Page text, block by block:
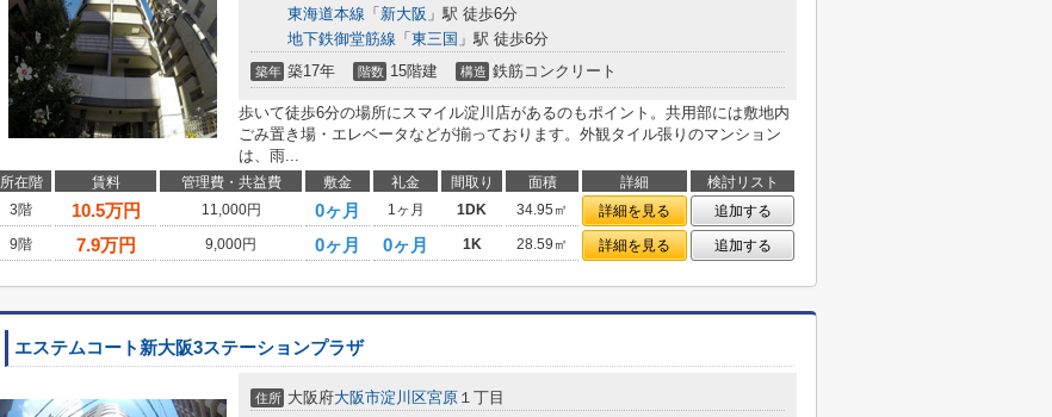
東海道本線 「 新大阪 」駅 徒歩6分
地下鉄御堂筋線 「 東三国 」駅 徒歩6分
築年 築17年 階数 15階建 構造 鉄筋コンクリート
歩いて徒歩6分の場所にスマイル淀川店があるのもポイント。共用部には敷地内
ごみ置き場・エレベータなどが揃っております。外観タイル張りのマンション
は、雨...
所在階 賃料 管理費・共益費 敷金 礼金 間取り 面積 詳細
検討リスト
3階
10.5万円 11,000円 0ヶ月 1ヶ月 1DK 34.95㎡ 詳細を見る
追加する
9階
7.9万円 9,000円 0ヶ月 0ヶ月 1K 28.59㎡ 詳細を見る 追加する
エステムコート新大阪3ステーションプラザ
住所 大阪府大阪市淀川区宮原 １丁目